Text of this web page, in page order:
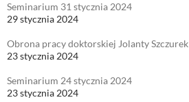
Seminarium 31 stycznia 2024
29 stycznia 2024
Obrona pracy doktorskiej Jolanty Szczurek
23 stycznia 2024
Seminarium 24 stycznia 2024
23 stycznia 2024